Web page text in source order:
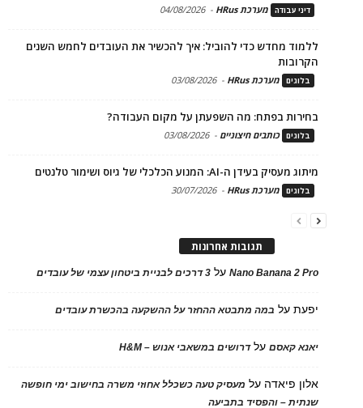
דיני עבודה מערכת HRus -
04/08/2026
ללמוד מחדש כדי להוביל: איך להכשיר את העובדים לחמש השנים
הקרובות
בלוגים מערכת HRus -
03/08/2026
בחירות בפתח: מה השפעתן על מקום העבודה?
בלוגים כותבים חיצוניים -
03/08/2026
מיתוג מעסיק בעידן ה-AI: המנוע הכלכלי של גיוס ושימור טלנטים
בלוגים מערכת HRus -
30/07/2026
תגובות אחרונות
Nano Banana 2 Proעל 3 דרכים לבניית ביטחון עצמי של עובדים
יפעתעל במה מתבטא ההחזר על ההשקעה בהכשרת עובדים
יאנא קאסםעלדרושים במשאבי אנוש – H&M
אלון פיאדה על מעסיק טעה כשכלל אחוזי משרה בחישוב ימי חופשה
שנתית – והפסיד בתביעה